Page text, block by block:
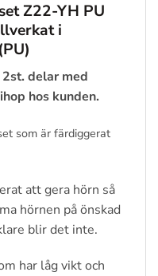
Z22-YH PU
i
2st. delar med
hos kunden.
som är färdiggerat
att gera hörn så
hörnen på önskad
blir det inte.
har låg vikt och